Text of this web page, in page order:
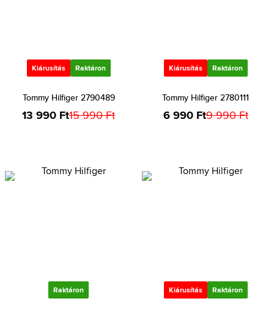
Kiárusítás Raktáron
Tommy Hilfiger 2790489
13 990 Ft15 990 Ft
Kiárusítás Raktáron
Tommy Hilfiger 2780111
6 990 Ft9 990 Ft
Raktáron Kiárusítás Raktáron